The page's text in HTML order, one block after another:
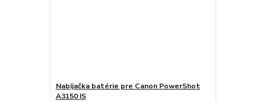
Nabíjačka batérie pre Canon PowerShot
A3150 IS